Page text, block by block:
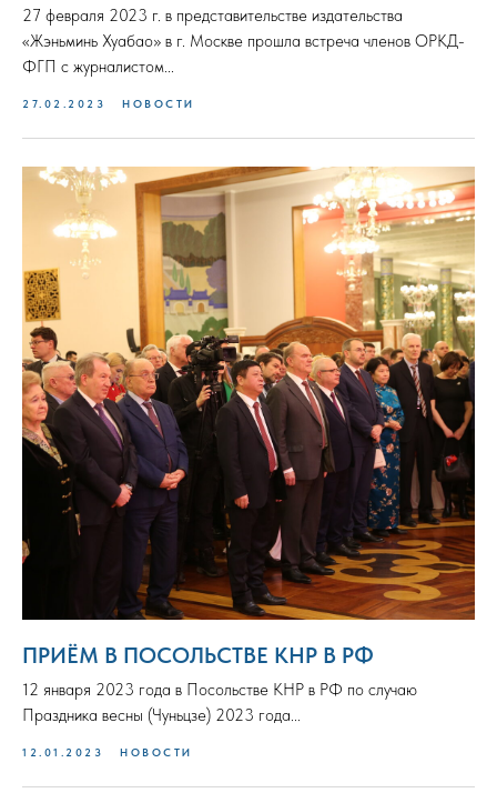
27 февраля 2023 г. в представительстве издательства
«Жэньминь Хуабао» в г. Москве прошла встреча членов ОРКД-
ФГП с журналистом...
27.02.2023 НОВОСТИ
ПРИЁМ В ПОСОЛЬСТВЕ КНР В РФ
12 января 2023 года в Посольстве КНР в РФ по случаю
Праздника весны (Чуньцзе) 2023 года...
12.01.2023 НОВОСТИ